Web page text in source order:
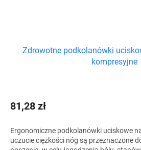
Zdrowotne podkolanówki
kompresyjne
81,28 zł
Ergonomiczne podkolanówki uciskowe
uczucie ciężkości nóg są przeznaczone